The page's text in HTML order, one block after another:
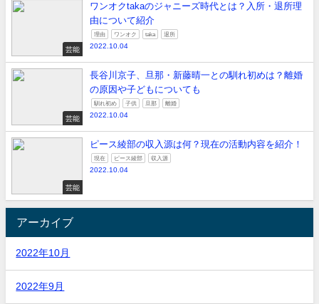
芸能
ワンオクtakaのジャニーズ時代とは？入所・退所理
由について紹介
理由 ワンオク taka 退所
2022.10.04
芸能
長谷川京子、旦那・新藤晴一との馴れ初めは？離婚
の原因や子どもについても
馴れ初め 子供 旦那 離婚
2022.10.04
芸能
ピース綾部の収入源は何？現在の活動内容を紹介！
現在 ピース綾部 収入源
2022.10.04
アーカイブ
2022年10月
2022年9月